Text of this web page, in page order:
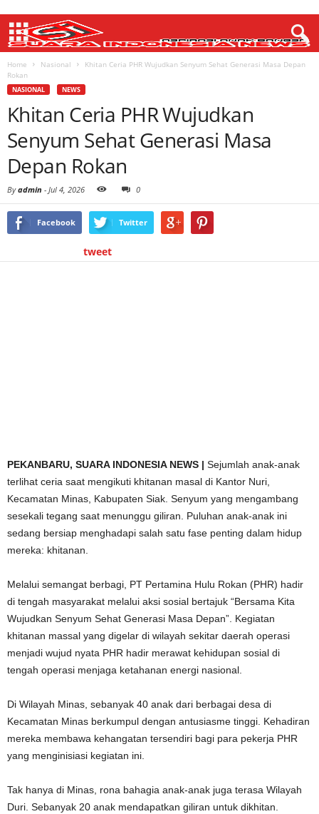
Home Nasional
Khitan Ceria PHR Wujudkan Senyum Sehat Generasi Masa Depan
Rokan
NASIONAL NEWS
Khitan Ceria PHR Wujudkan
Senyum Sehat Generasi Masa
Depan Rokan
Byadmin - Jul 4, 2026 0
Facebook Twitter
tweet
PEKANBARU, SUARA INDONESIA NEWS | Sejumlah anak-anak
terlihat ceria saat mengikuti khitanan masal di Kantor Nuri,
Kecamatan Minas, Kabupaten Siak. Senyum yang mengambang
sesekali tegang saat menunggu giliran. Puluhan anak-anak ini
sedang bersiap menghadapi salah satu fase penting dalam hidup
mereka: khitanan.
Melalui semangat berbagi, PT Pertamina Hulu Rokan (PHR) hadir
di tengah masyarakat melalui aksi sosial bertajuk “Bersama Kita
Wujudkan Senyum Sehat Generasi Masa Depan”. Kegiatan
khitanan massal yang digelar di wilayah sekitar daerah operasi
menjadi wujud nyata PHR hadir merawat kehidupan sosial di
tengah operasi menjaga ketahanan energi nasional.
Di Wilayah Minas, sebanyak 40 anak dari berbagai desa di
Kecamatan Minas berkumpul dengan antusiasme tinggi. Kehadiran
mereka membawa kehangatan tersendiri bagi para pekerja PHR
yang menginisiasi kegiatan ini.
Tak hanya di Minas, rona bahagia anak-anak juga terasa Wilayah
Duri. Sebanyak 20 anak mendapatkan giliran untuk dikhitan.